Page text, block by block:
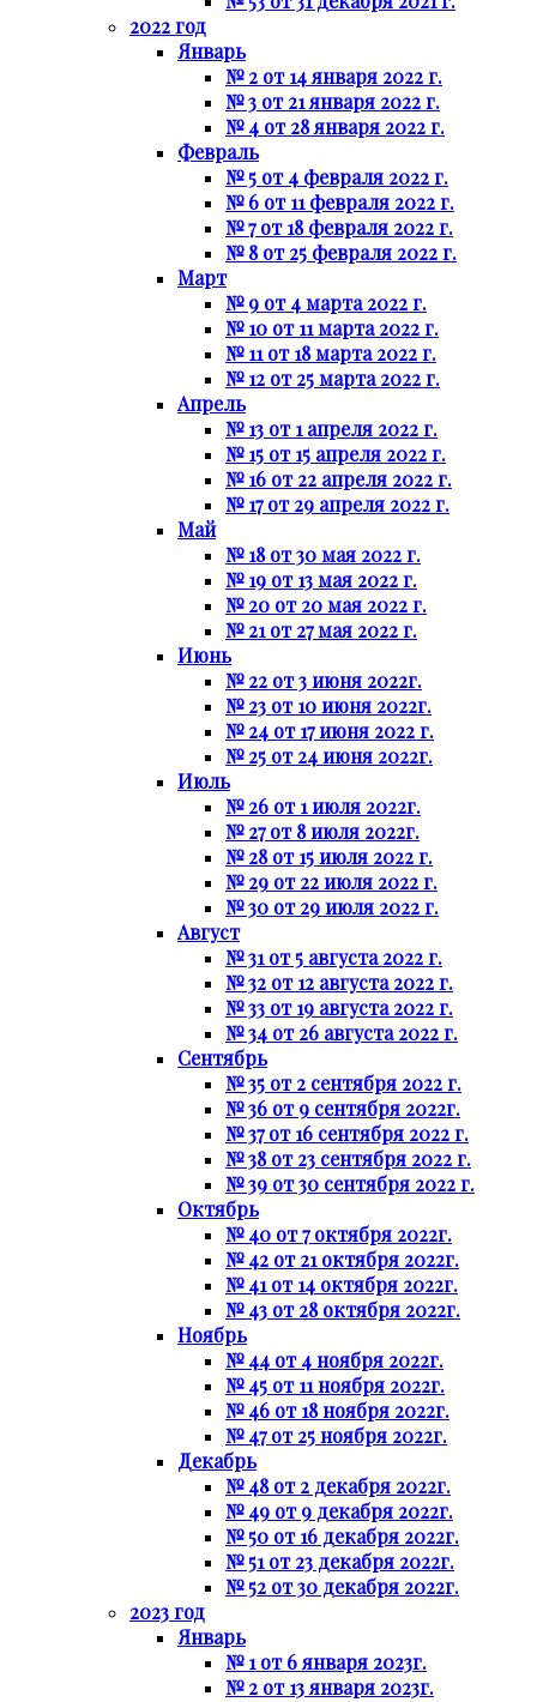
2022 год
Январь
№ 2 от 14 января 2022 г.
№ 3 от 21 января 2022 г.
№ 4 от 28 января 2022 г.
Февраль
№ 5 от 4 февраля 2022 г.
№ 6 от 11 февраля 2022 г.
№ 7 от 18 февраля 2022 г.
№ 8 от 25 февраля 2022 г.
Март
№ 9 от 4 марта 2022 г.
№ 10 от 11 марта 2022 г.
№ 11 от 18 марта 2022 г.
№ 12 от 25 марта 2022 г.
Апрель
№ 13 от 1 апреля 2022 г.
№ 15 от 15 апреля 2022 г.
№ 16 от 22 апреля 2022 г.
№ 17 от 29 апреля 2022 г.
Май
№ 18 от 30 мая 2022 г.
№ 19 от 13 мая 2022 г.
№ 20 от 20 мая 2022 г.
№ 21 от 27 мая 2022 г.
Июнь
№ 22 от 3 июня 2022г.
№ 23 от 10 июня 2022г.
№ 24 от 17 июня 2022 г.
№ 25 от 24 июня 2022г.
Июль
№ 26 от 1 июля 2022г.
№ 27 от 8 июля 2022г.
№ 28 от 15 июля 2022 г.
№ 29 от 22 июля 2022 г.
№ 30 от 29 июля 2022 г.
Август
№ 31 от 5 августа 2022 г.
№ 32 от 12 августа 2022 г.
№ 33 от 19 августа 2022 г.
№ 34 от 26 августа 2022 г.
Сентябрь
№ 35 от 2 сентября 2022 г.
№ 36 от 9 сентября 2022г.
№ 37 от 16 сентября 2022 г.
№ 38 от 23 сентября 2022 г.
№ 39 от 30 сентября 2022 г.
Октябрь
№ 40 от 7 октября 2022г.
№ 42 от 21 октября 2022г.
№ 41 от 14 октября 2022г.
№ 43 от 28 октября 2022г.
Ноябрь
№ 44 от 4 ноября 2022г.
№ 45 от 11 ноября 2022г.
№ 46 от 18 ноября 2022г.
№ 47 от 25 ноября 2022г.
Декабрь
№ 48 от 2 декабря 2022г.
№ 49 от 9 декабря 2022г.
№ 50 от 16 декабря 2022г.
№ 51 от 23 декабря 2022г.
№ 52 от 30 декабря 2022г.
2023 год
Январь
№ 1 от 6 января 2023г.
№ 2 от 13 января 2023г.